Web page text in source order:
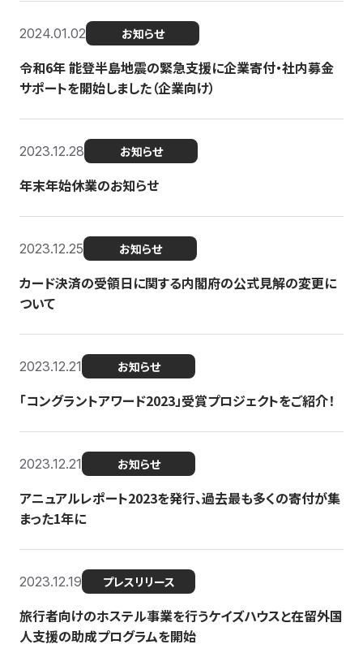
2024.01.02 お知らせ
令和6年 能登半島地震の緊急支援に企業寄付・社内募金
サポートを開始しました（企業向け）
2023.12.28 お知らせ
年末年始休業のお知らせ
2023.12.25 お知らせ
カード決済の受領日に関する内閣府の公式見解の変更に
ついて
2023.12.21 お知らせ
「コングラントアワード2023」受賞プロジェクトをご紹介！
2023.12.21 お知らせ
アニュアルレポート2023を発行、過去最も多くの寄付が集
まった1年に
2023.12.19 プレスリリース
旅行者向けのホステル事業を行うケイズハウスと在留外国
人支援の助成プログラムを開始